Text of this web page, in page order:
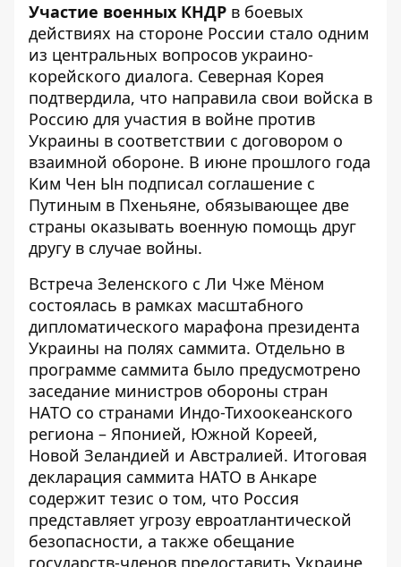
Участие военных КНДР в боевых
действиях на стороне России стало одним
из центральных вопросов украино-
корейского диалога. Северная Корея
подтвердила, что направила свои войска в
Россию для участия в войне против
Украины в соответствии с договором о
взаимной обороне. В июне прошлого года
Ким Чен Ын подписал соглашение с
Путиным в Пхеньяне, обязывающее две
страны оказывать военную помощь друг
другу в случае войны.
Встреча Зеленского с Ли Чже Мёном
состоялась в рамках масштабного
дипломатического марафона президента
Украины на полях саммита. Отдельно в
программе саммита было предусмотрено
заседание министров обороны стран
НАТО со странами Индо-Тихоокеанского
региона – Японией, Южной Кореей,
Новой Зеландией и Австралией. Итоговая
декларация саммита НАТО в Анкаре
содержит тезис о том, что Россия
представляет угрозу евроатлантической
безопасности, а также обещание
государств-членов предоставить Украине